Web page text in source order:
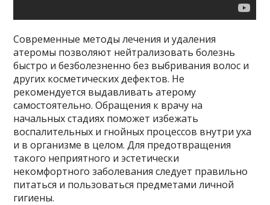
Современные методы лечения и удаления
атеромы позволяют нейтрализовать болезнь
быстро и безболезненно без выбривания волос и
других косметических дефектов. Не
рекомендуется выдавливать атерому
самостоятельно. Обращения к врачу на
начальных стадиях поможет избежать
воспалительных и гнойных процессов внутри уха
и в организме в целом. Для предотвращения
такого неприятного и эстетически
некомфортного заболевания следует правильно
питаться и пользоваться предметами личной
гигиены.